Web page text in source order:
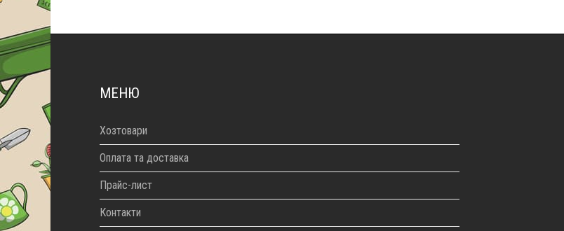
МЕНЮ
Хозтовари
Оплата та доставка
Прайс-лист
Контакти